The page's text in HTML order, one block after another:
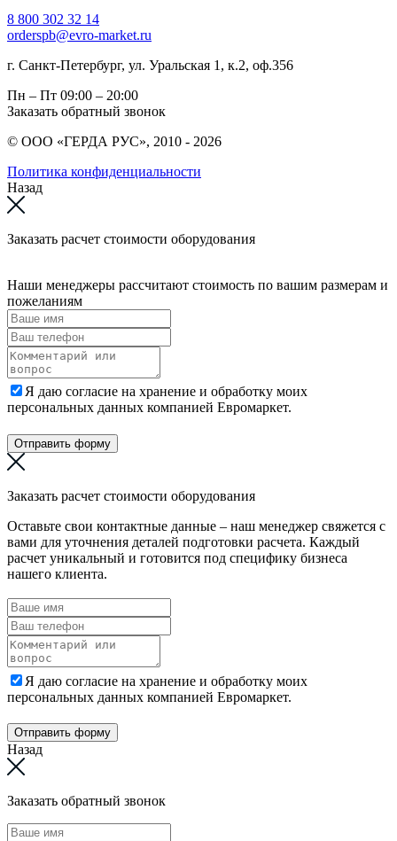
8 800 302 32 14
orderspb@evro-market.ru
г. Санкт-Петербург, ул. Уральская 1, к.2, оф.356
Пн – Пт 09:00 – 20:00
Заказать обратный звонок
© ООО «ГЕРДА РУС», 2010 - 2026
Политика конфиденциальности
Назад
Заказать расчет стоимости оборудования
Наши менеджеры рассчитают стоимость по вашим размерам и
пожеланиям
Я даю согласие на хранение и обработку моих
персональных данных компанией Евромаркет.
Отправить форму
Заказать расчет стоимости оборудования
Оставьте свои контактные данные – наш менеджер свяжется с
вами для уточнения деталей подготовки расчета. Каждый
расчет уникальный и готовится под специфику бизнеса
нашего клиента.
Я даю согласие на хранение и обработку моих
персональных данных компанией Евромаркет.
Отправить форму
Назад
Заказать обратный звонок